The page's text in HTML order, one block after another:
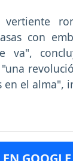
con
va",
en el alma",